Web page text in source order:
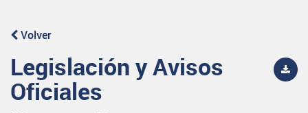
Volver
Legislación y Avisos
Oficiales